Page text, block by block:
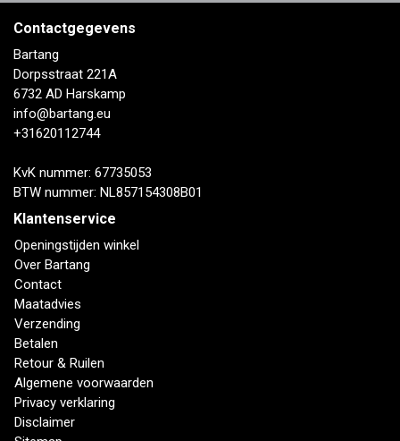
Contactgegevens
Bartang
Dorpsstraat 221A
6732 AD Harskamp
info@bartang.eu
+31620112744
KvK nummer: 67735053
BTW nummer: NL857154308B01
Klantenservice
Openingstijden winkel
Over Bartang
Contact
Maatadvies
Verzending
Betalen
Retour & Ruilen
Algemene voorwaarden
Privacy verklaring
Disclaimer